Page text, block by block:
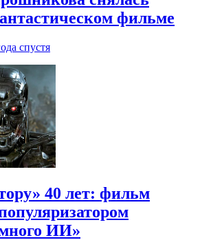
фильме
спустя
40 лет: фильм
ИИ»